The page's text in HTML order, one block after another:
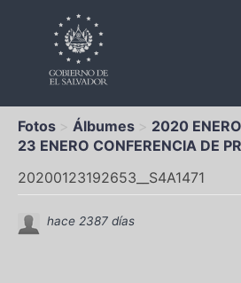
Fotos Álbumes
2020 ENERO
23 ENERO CONFERENCIA DE
20200123192653__S4A1471
hace 2387 días